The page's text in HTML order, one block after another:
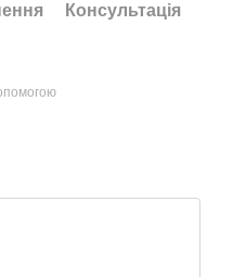
Консультація